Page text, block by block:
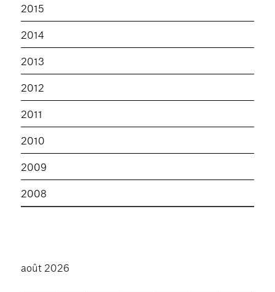
2015
2014
2013
2012
2011
2010
2009
2008
août 2026